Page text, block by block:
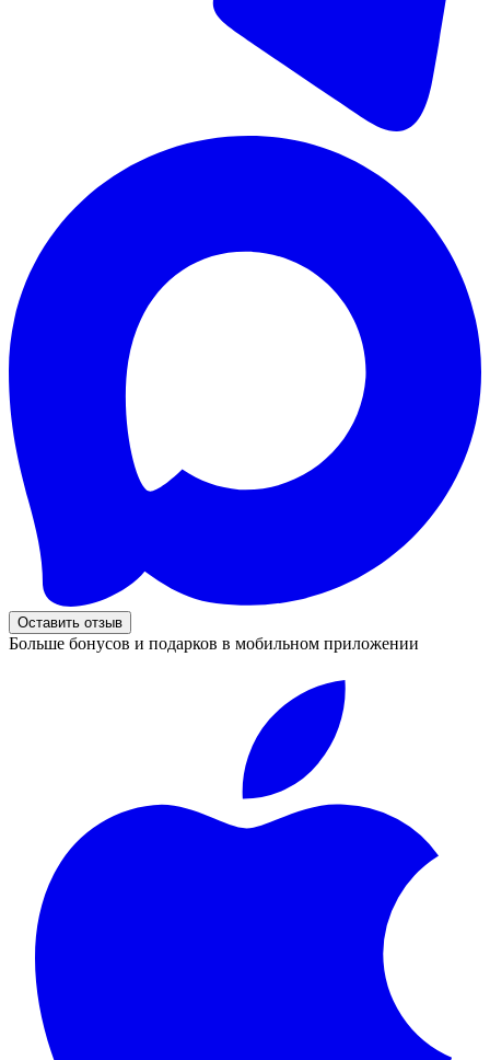
Оставить отзыв
Больше бонусов и подарков в мобильном приложении